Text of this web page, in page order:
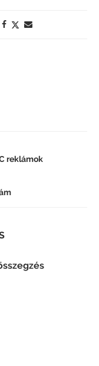
reklámok